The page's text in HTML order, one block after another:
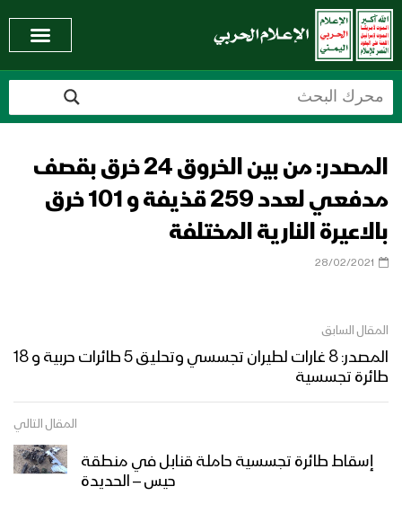
المصدر: من بين الخروق 24 خرق بقصف
مدفعي لعدد 259 قذيفة و 101 خرق
بالاعيرة النارية المختلفة
28/02/2021
المقال السابق
المصدر: 8 غارات لطيران تجسسي وتحليق 5 طائرات حربية و 18
طائرة تجسسية
المقال التالي
إسقاط طائرة تجسسية حاملة قنابل في منطقة
حيس – الحديدة